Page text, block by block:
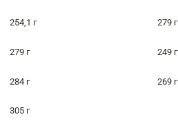
254,1 г 279 г
279 г 249 г
284 г 269 г
305 г